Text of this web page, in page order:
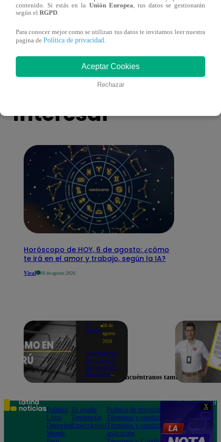
X
diciembre – capítulo 162, completo
También te puede
interesar
Horóscopo de HOY, 6 de agosto: ¿cómo
te irá en el amor y trabajo, según la IA?
Viral 06 de agosto 2026
Te
ayudo
06 de
agosto
2026
Temblor en
Perú hoy, 6
de agosto:
horario y
según IGP
contenido. Si estás en la Unión Europea, tus datos se gestionarán
según el RGPD.
Para conocer mejor como se utilizan tus datos te invitamos leer nuestra
pagina de Política de privacidad.
Aceptar Cookies
Rechazar
Encuéntranos también en
Política
Lima
Deportes
Mundo
Te ayudo
Tendencias
Espectáculos
Política de privacidad
Términos y condiciones
Términos y condiciones
aplicación
Teléfono: 219
Av. San
Felipe 968
Jesús María